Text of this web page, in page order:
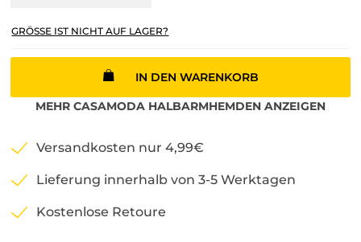
GRÖSSE IST NICHT AUF LAGER?
IN DEN WARENKORB
MEHR CASAMODA HALBARMHEMDEN ANZEIGEN
Versandkosten nur 4,99€
Lieferung innerhalb von 3-5 Werktagen
Kostenlose Retoure